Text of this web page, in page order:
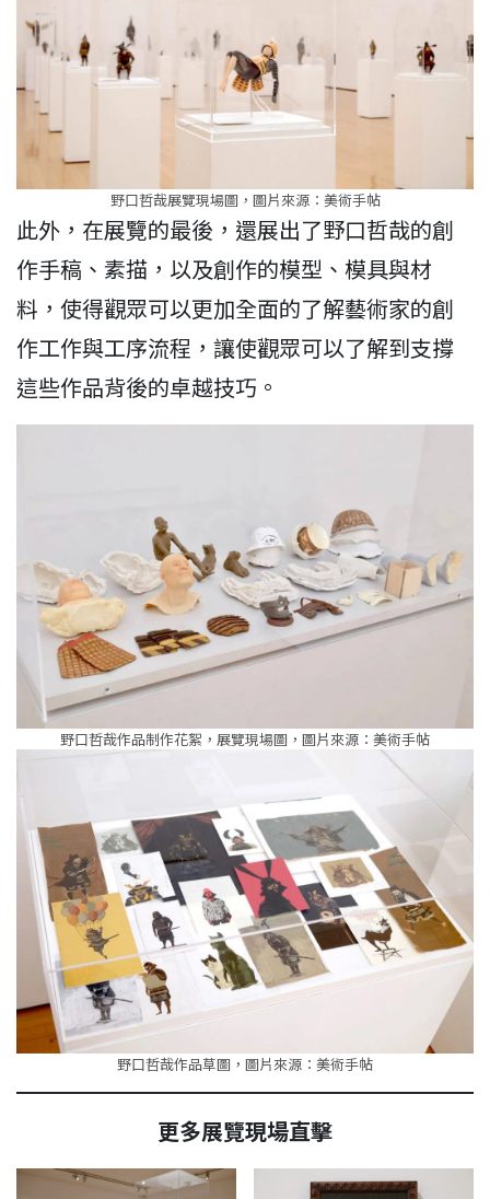
野口哲哉展覽現場圖，圖片來源：美術手帖
此外，在展覽的最後，還展出了野口哲哉的創
作手稿、素描，以及創作的模型、模具與材
料，使得觀眾可以更加全面的了解藝術家的創
作工作與工序流程，讓使觀眾可以了解到支撐
這些作品背後的卓越技巧。
野口哲哉作品制作花絮，展覽現場圖，圖片來源：美術手帖
野口哲哉作品草圖，圖片來源：美術手帖
更多展覽現場直擊